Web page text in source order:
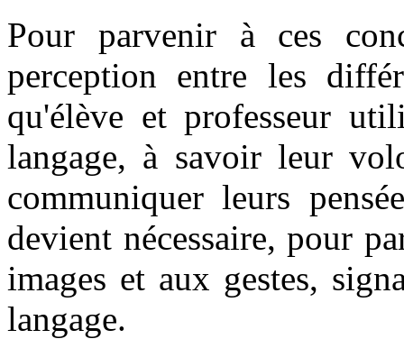
Pour parvenir à ces
perception entre les
qu'élève et professeur
langage, à savoir leur
communiquer leurs
devient nécessaire, pour
images et aux gestes,
langage.